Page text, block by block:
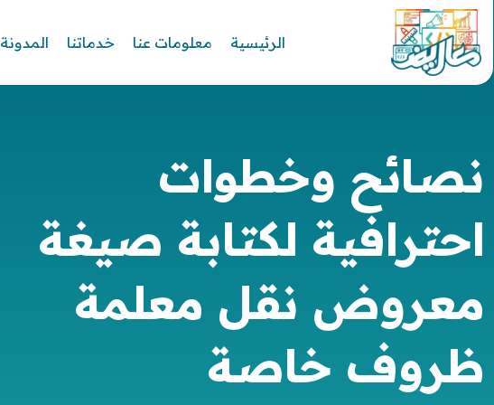
الرئيسية معلومات عنا خدماتنا المدونة
نصائح وخطوات
احترافية لكتابة صيغة
معروض نقل معلمة
ظروف خاصة